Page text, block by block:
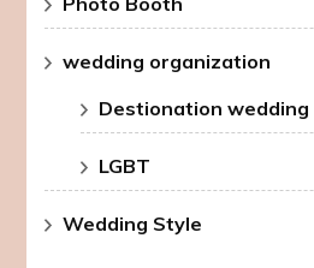
wedding organization
Destionation wedding
LGBT
Wedding Style